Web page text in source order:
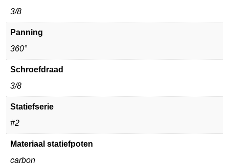
3/8
Panning
360°
Schroefdraad
3/8
Statiefserie
#2
Materiaal statiefpoten
carbon